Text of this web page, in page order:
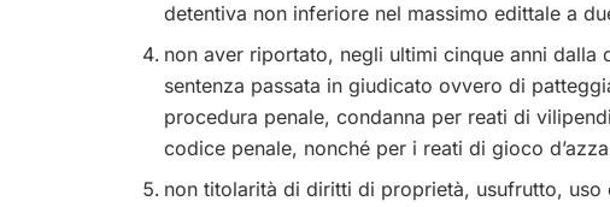
detentiva non inferiore nel massimo edittale a
non aver riportato, negli ultimi cinque anni
sentenza passata in giudicato ovvero di
procedura penale, condanna per reati di
codice penale, nonché per i reati di gioco
non titolarità di diritti di proprietà, usufrutto,